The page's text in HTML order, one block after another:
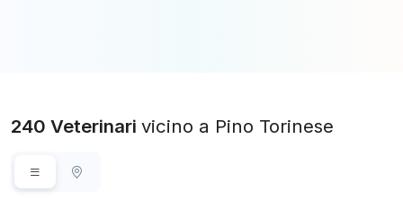
240 Veterinari vicino a Pino Torinese